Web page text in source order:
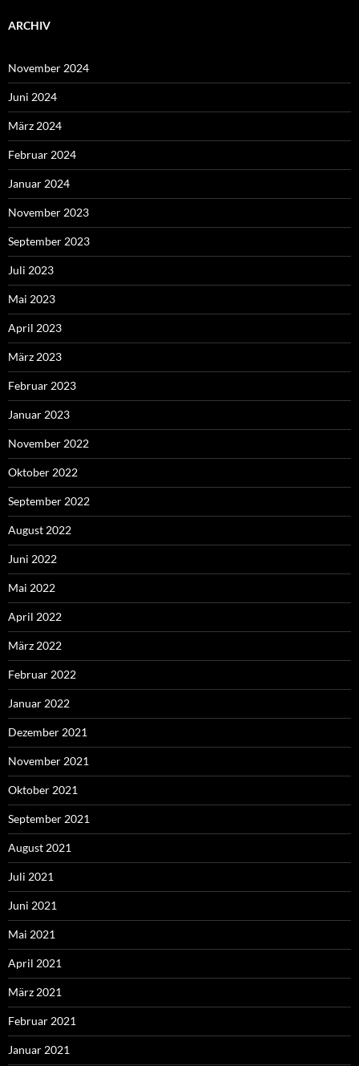
ARCHIV
November 2024
Juni 2024
März 2024
Februar 2024
Januar 2024
November 2023
September 2023
Juli 2023
Mai 2023
April 2023
März 2023
Februar 2023
Januar 2023
November 2022
Oktober 2022
September 2022
August 2022
Juni 2022
Mai 2022
April 2022
März 2022
Februar 2022
Januar 2022
Dezember 2021
November 2021
Oktober 2021
September 2021
August 2021
Juli 2021
Juni 2021
Mai 2021
April 2021
März 2021
Februar 2021
Januar 2021